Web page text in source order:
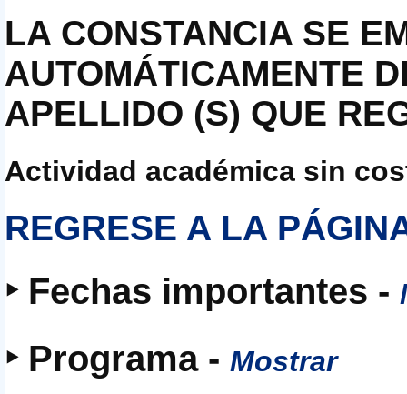
LA CONSTANCIA SE
AUTOMÁTICAMENTE
APELLIDO (S) QUE
Actividad académica sin
REGRESE A LA
‣ Fechas importantes -
‣ Programa - Mostrar